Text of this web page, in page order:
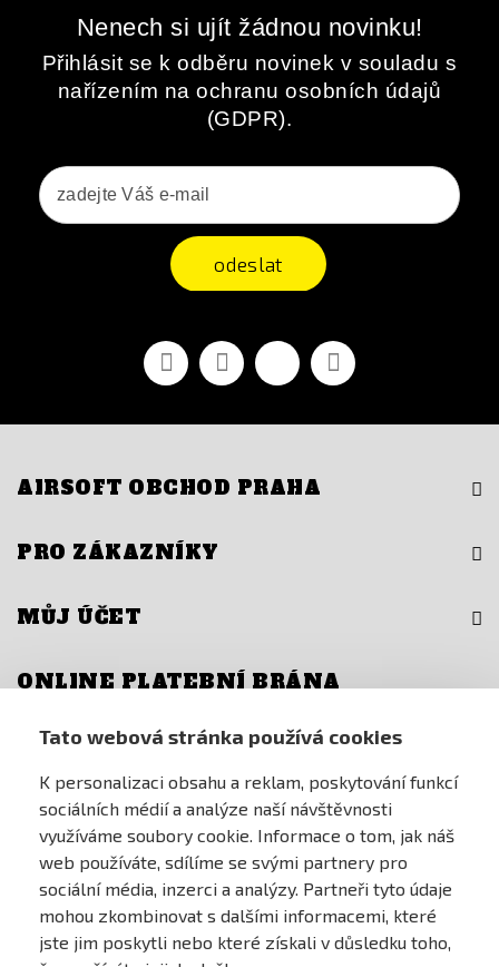
Tato webová stránka používá cookies
K personalizaci obsahu a reklam, poskytování funkcí
sociálních médií a analýze naší návštěvnosti
využíváme soubory cookie. Informace o tom, jak náš
web používáte, sdílíme se svými partnery pro
sociální média, inzerci a analýzy. Partneři tyto údaje
mohou zkombinovat s dalšími informacemi, které
jste jim poskytli nebo které získali v důsledku toho,
Nenech si ujít žádnou novinku!
Přihlásit se k odběru novinek v souladu s
nařízením na ochranu osobních údajů
(GDPR).
odeslat
FacebookYouTubeVimeo Instagram
AIRSOFT OBCHOD PRAHA
PRO ZÁKAZNÍKY
MŮJ ÚČET
ONLINE PLATEBNÍ BRÁNA